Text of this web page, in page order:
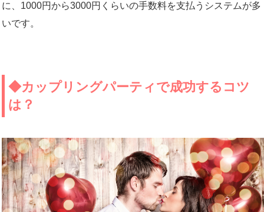
に、1000円から3000円くらいの手数料を支払うシステムが多
いです。
◆カップリングパーティで成功するコツ
は？